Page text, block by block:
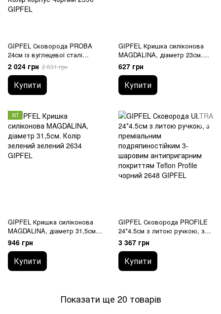
GIPFEL Сковорода PROBA
24см із вуглецевої сталі
дерев`яною ручкою та
антипригарним покриттям
MarComb Reiforce. Товщина:
2.0мм. Колір корпус 2590
2 024 грн 2 631 грн
Купити
GIPFEL Кришка силіконова
MAGDALINA, діаметр 23см.
Колір зелений 2632 GIPFEL
627 грн
Купити
ХІТ
GIPFEL Кришка силіконова
MAGDALINA, діаметр 31,5см.
Колір зелений 2634 GIPFEL
946 грн
Купити
GIPFEL Сковорода PROFILE
24*4.5см з литою ручкою, з
преміальним
подряпиностійким 3-шаровим
антипригарним покриттям
Teflon Profile, з інду 2648
3 367 грн
Купити
Показати ще 20 товарів